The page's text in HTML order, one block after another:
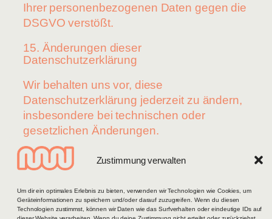
Zustimmung verwalten
Um dir ein optimales Erlebnis zu bieten, verwenden wir Technologien wie Cookies, um
Geräteinformationen zu speichern und/oder darauf zuzugreifen. Wenn du diesen
Technologien zustimmst, können wir Daten wie das Surfverhalten oder eindeutige IDs auf
Ihrer personenbezogenen Daten gegen die
DSGVO verstößt.
15. Änderungen dieser
Datenschutzerklärung
Wir behalten uns vor, diese
Datenschutzerklärung jederzeit zu ändern,
insbesondere bei technischen oder
gesetzlichen Änderungen.